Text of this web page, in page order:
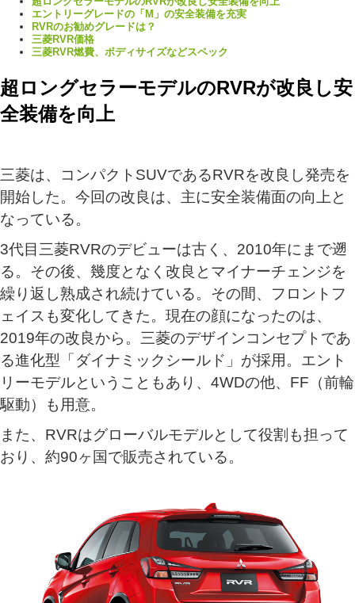
エントリーグレードの「M」の安全装備を充実
RVRのお勧めグレードは？
三菱RVR価格
三菱RVR燃費、ボディサイズなどスペック
超ロングセラーモデルのRVRが改良し安
全装備を向上
三菱は、コンパクトSUVであるRVRを改良し発売を
開始した。今回の改良は、主に安全装備面の向上と
なっている。
3代目三菱RVRのデビューは古く、2010年にまで遡
る。その後、幾度となく改良とマイナーチェンジを
繰り返し熟成され続けている。その間、フロントフ
ェイスも変化してきた。現在の顔になったのは、
2019年の改良から。三菱のデザインコンセプトであ
る進化型「ダイナミックシールド」が採用。エント
リーモデルということもあり、4WDの他、FF（前輪
駆動）も用意。
また、RVRはグローバルモデルとして役割も担って
おり、約90ヶ国で販売されている。